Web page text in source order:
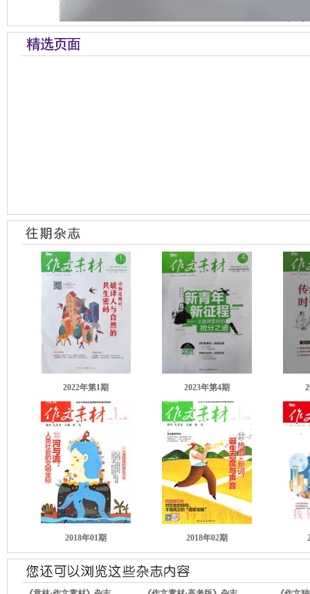
2022年第1期 2023年第4期
2018年01期 2018年02期